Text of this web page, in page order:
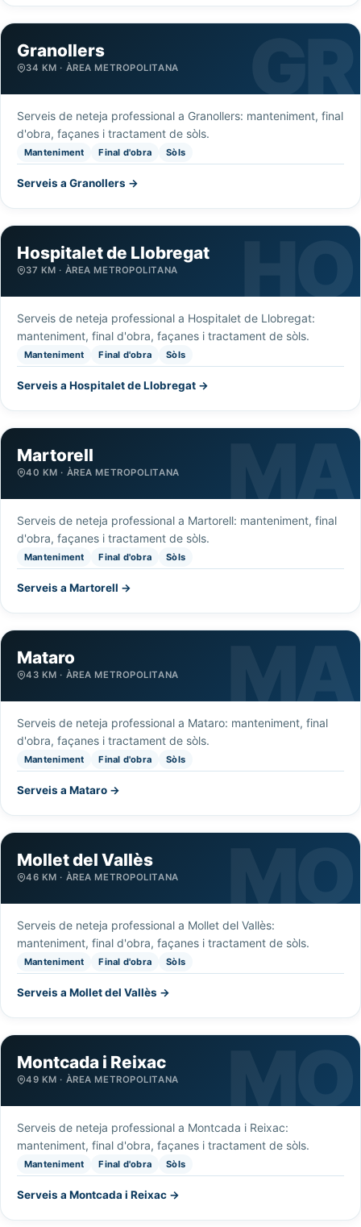
Granollers
34 KM · ÀREA METROPOLITANA
Serveis de neteja professional a Granollers: manteniment, final
d'obra, façanes i tractament de sòls.
Manteniment Final d'obra Sòls
Serveis a Granollers →
Hospitalet de Llobregat
37 KM · ÀREA METROPOLITANA
Serveis de neteja professional a Hospitalet de Llobregat:
manteniment, final d'obra, façanes i tractament de sòls.
Manteniment Final d'obra Sòls
Serveis a Hospitalet de Llobregat →
Martorell
40 KM · ÀREA METROPOLITANA
Serveis de neteja professional a Martorell: manteniment, final
d'obra, façanes i tractament de sòls.
Manteniment Final d'obra Sòls
Serveis a Martorell →
Mataro
43 KM · ÀREA METROPOLITANA
Serveis de neteja professional a Mataro: manteniment, final
d'obra, façanes i tractament de sòls.
Manteniment Final d'obra Sòls
Serveis a Mataro →
Mollet del Vallès
46 KM · ÀREA METROPOLITANA
Serveis de neteja professional a Mollet del Vallès:
manteniment, final d'obra, façanes i tractament de sòls.
Manteniment Final d'obra Sòls
Serveis a Mollet del Vallès →
Montcada i Reixac
49 KM · ÀREA METROPOLITANA
Serveis de neteja professional a Montcada i Reixac:
manteniment, final d'obra, façanes i tractament de sòls.
Manteniment Final d'obra Sòls
Serveis a Montcada i Reixac →